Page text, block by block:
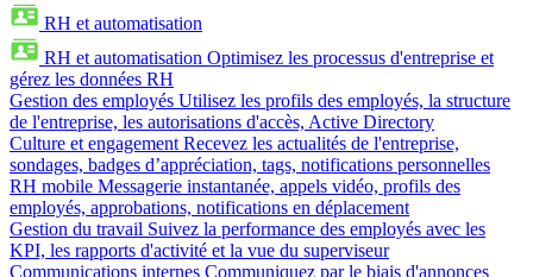
RH et automatisation
RH et automatisation Optimisez les processus d'entreprise et
gérez les données RH
Gestion des employés Utilisez les profils des employés, la structure
de l'entreprise, les autorisations d'accès, Active Directory
Culture et engagement Recevez les actualités de l'entreprise,
sondages, badges d’appréciation, tags, notifications personnelles
RH mobile Messagerie instantanée, appels vidéo, profils des
employés, approbations, notifications en déplacement
Gestion du travail Suivez la performance des employés avec les
KPI, les rapports d'activité et la vue du superviseur
Communications internes Communiquez par le biais d'annonces